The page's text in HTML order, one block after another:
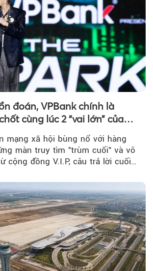
đoán, VPBank chính là
cùng lúc 2 “vai lớn” của
Tour tại Việt Nam
mạng xã hội bùng nổ với hàng
màn truy tìm "trùm cuối" và vô
cộng đồng V.I.P, câu trả lời cuối